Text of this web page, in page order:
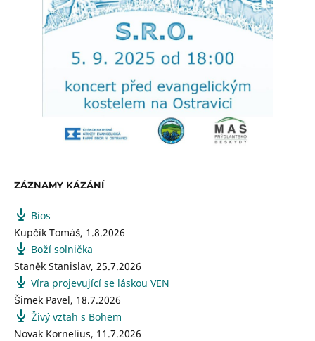
ZÁZNAMY KÁZÁNÍ
Bios
Kupčík Tomáš, 1.8.2026
Boží solnička
Staněk Stanislav, 25.7.2026
Víra projevující se láskou VEN
Šimek Pavel, 18.7.2026
Živý vztah s Bohem
Novak Kornelius, 11.7.2026